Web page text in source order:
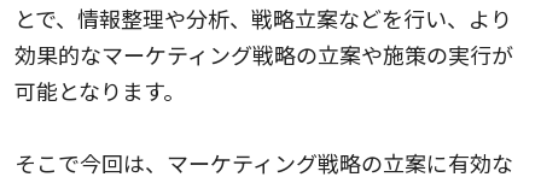
とで、情報整理や分析、戦略立案などを行い、より
効果的なマーケティング戦略の立案や施策の実行が
可能となります。
そこで今回は、マーケティング戦略の立案に有効な